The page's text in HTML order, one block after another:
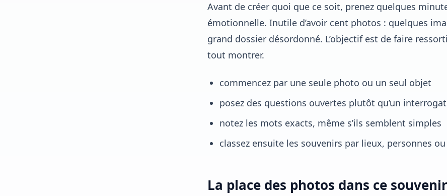
Avant de créer quoi que ce soit, prenez quelques
émotionnelle. Inutile d’avoir cent photos : quelques
grand dossier désordonné. L’objectif est de faire
tout montrer.
commencez par une seule photo ou un seul objet
posez des questions ouvertes plutôt qu’un
notez les mots exacts, même s’ils semblent simples
classez ensuite les souvenirs par lieux, personnes
La place des photos dans ce souvenir